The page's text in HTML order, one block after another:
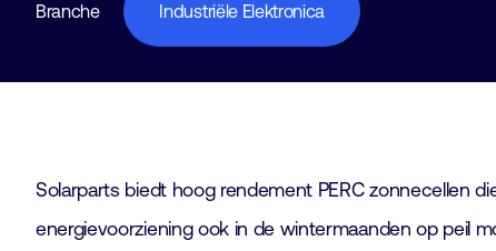
Branche Industriële Elektronica
Solarparts biedt hoog rendement PERC zonnecellen
energievoorziening ook in de wintermaanden op peil